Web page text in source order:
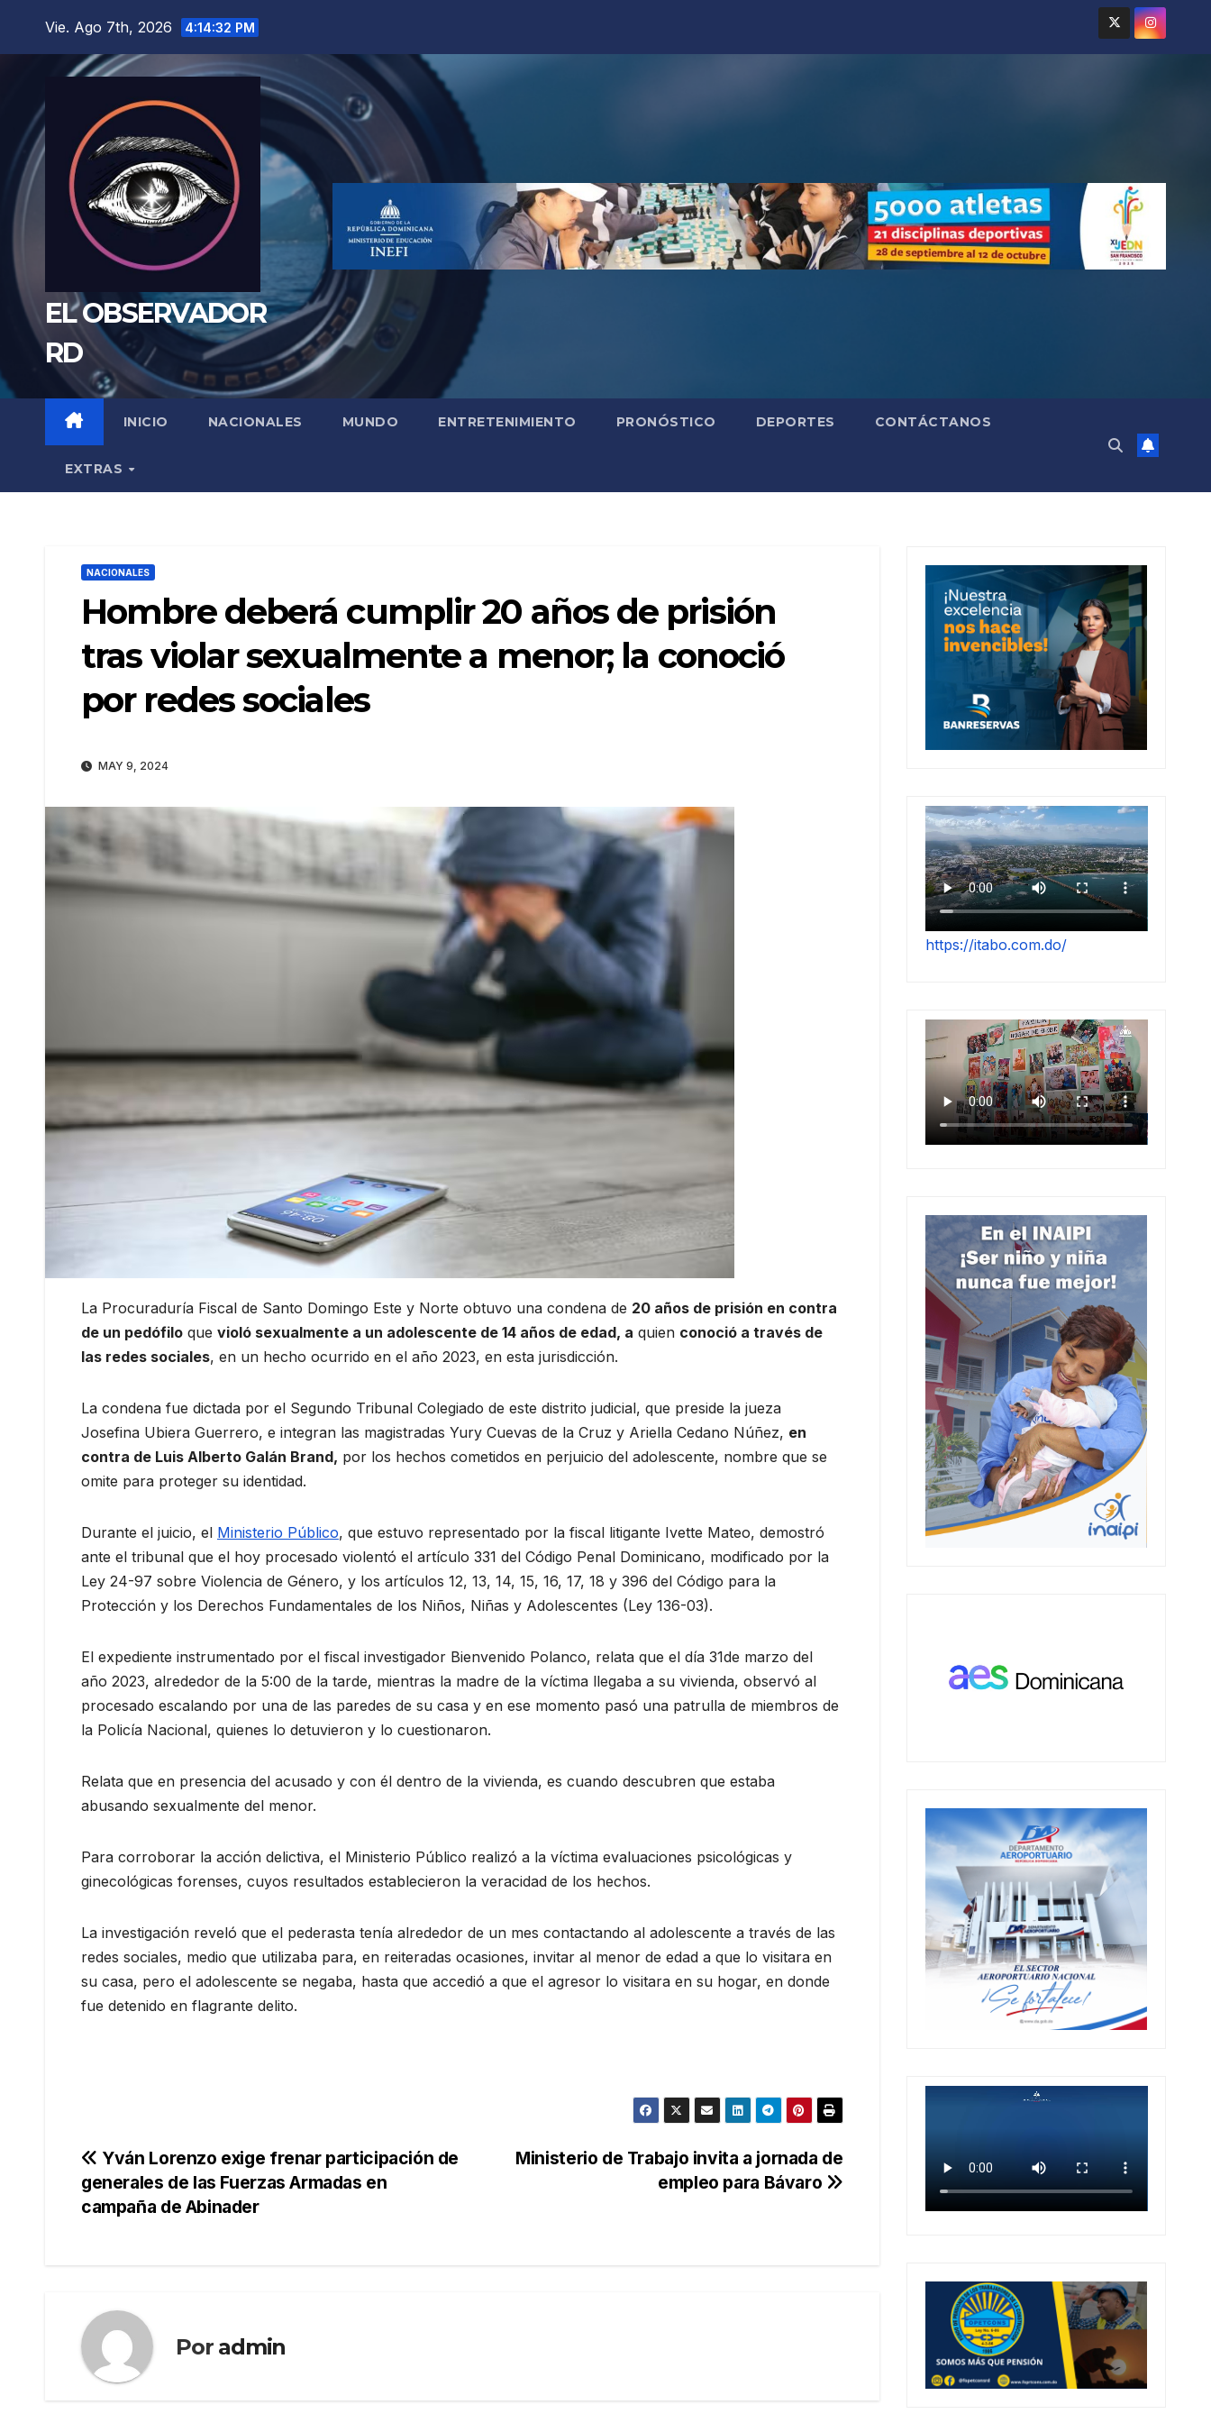
Vie. Ago 7th, 2026 4:14:33 PM
EL OBSERVADOR
RD
INICIO NACIONALES MUNDO ENTRETENIMIENTO PRONÓSTICO DEPORTES CONTÁCTANOS
EXTRAS
NACIONALES
Hombre deberá cumplir 20 años de prisión
tras violar sexualmente a menor; la conoció
por redes sociales
MAY 9, 2024
La Procuraduría Fiscal de Santo Domingo Este y Norte obtuvo una condena de 20 años de prisión en contra
de un pedófilo que violó sexualmente a un adolescente de 14 años de edad, a quien conoció a través de
las redes sociales, en un hecho ocurrido en el año 2023, en esta jurisdicción.
La condena fue dictada por el Segundo Tribunal Colegiado de este distrito judicial, que preside la jueza
Josefina Ubiera Guerrero, e integran las magistradas Yury Cuevas de la Cruz y Ariella Cedano Núñez, en
contra de Luis Alberto Galán Brand, por los hechos cometidos en perjuicio del adolescente, nombre que se
omite para proteger su identidad.
Durante el juicio, el Ministerio Público, que estuvo representado por la fiscal litigante Ivette Mateo, demostró
ante el tribunal que el hoy procesado violentó el artículo 331 del Código Penal Dominicano, modificado por la
Ley 24-97 sobre Violencia de Género, y los artículos 12, 13, 14, 15, 16, 17, 18 y 396 del Código para la
Protección y los Derechos Fundamentales de los Niños, Niñas y Adolescentes (Ley 136-03).
El expediente instrumentado por el fiscal investigador Bienvenido Polanco, relata que el día 31de marzo del
año 2023, alrededor de la 5:00 de la tarde, mientras la madre de la víctima llegaba a su vivienda, observó al
procesado escalando por una de las paredes de su casa y en ese momento pasó una patrulla de miembros de
la Policía Nacional, quienes lo detuvieron y lo cuestionaron.
Relata que en presencia del acusado y con él dentro de la vivienda, es cuando descubren que estaba
abusando sexualmente del menor.
Para corroborar la acción delictiva, el Ministerio Público realizó a la víctima evaluaciones psicológicas y
ginecológicas forenses, cuyos resultados establecieron la veracidad de los hechos.
La investigación reveló que el pederasta tenía alrededor de un mes contactando al adolescente a través de las
redes sociales, medio que utilizaba para, en reiteradas ocasiones, invitar al menor de edad a que lo visitara en
su casa, pero el adolescente se negaba, hasta que accedió a que el agresor lo visitara en su hogar, en donde
fue detenido en flagrante delito.
Navegación
de
Ministerio de Trabajo invita a jornada de
empleo para Bávaro
Yván Lorenzo exige frenar participación de
generales de las Fuerzas Armadas en
campaña de Abinader
Por admin
https://itabo.com.do/